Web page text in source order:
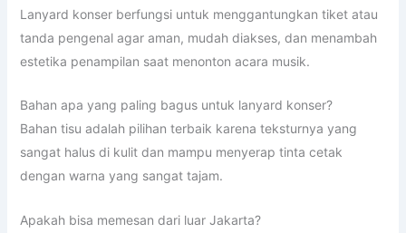
Lanyard konser berfungsi untuk menggantungkan tiket atau
tanda pengenal agar aman, mudah diakses, dan menambah
estetika penampilan saat menonton acara musik.
Bahan apa yang paling bagus untuk lanyard konser?
Bahan tisu adalah pilihan terbaik karena teksturnya yang
sangat halus di kulit dan mampu menyerap tinta cetak
dengan warna yang sangat tajam.
Apakah bisa memesan dari luar Jakarta?